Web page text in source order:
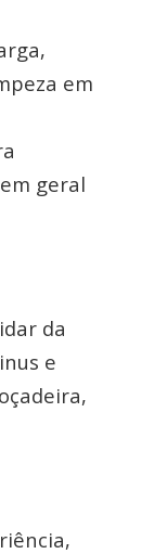
em
geral
da
e